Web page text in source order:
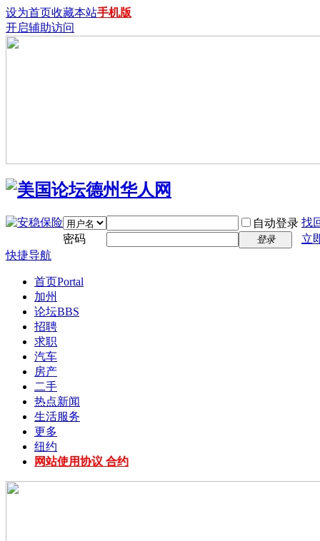
设为首页收藏本站手机版
开启辅助访问
自动登录 找
密码
登录
立
快捷导航
首页Portal
加州
论坛BBS
招聘
求职
汽车
房产
二手
热点新闻
生活服务
更多
纽约
网站使用协议 合约